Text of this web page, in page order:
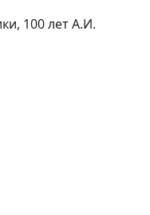
100 лет А.И.